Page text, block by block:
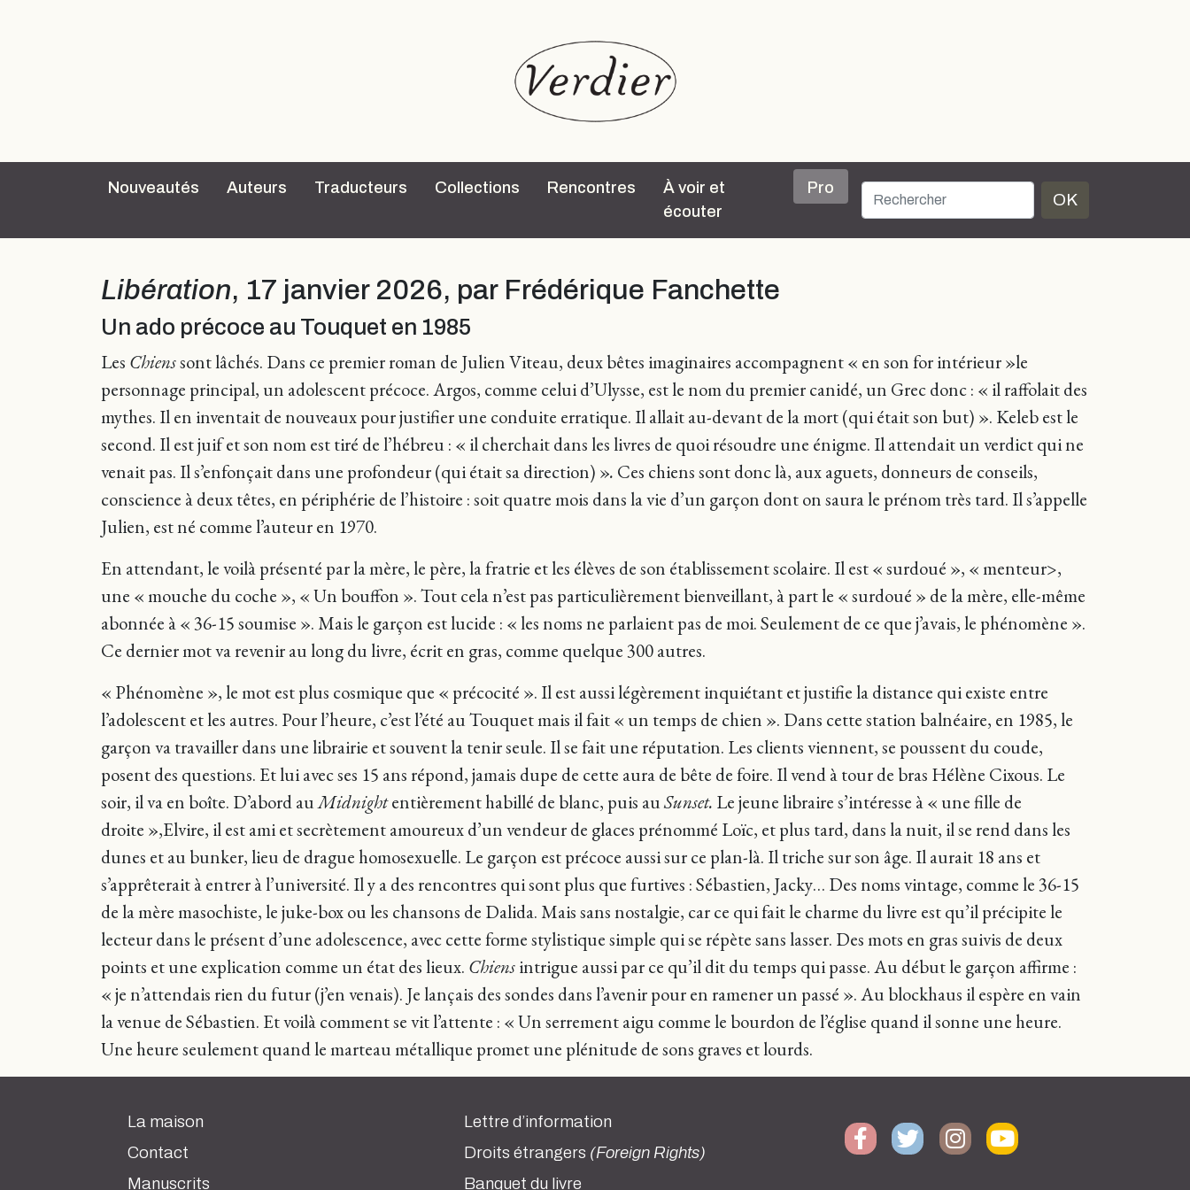
Nouveautés Auteurs Traducteurs Collections Rencontres
À voir et
écouter
Pro
OK
Libération, 17 janvier 2026, par Frédérique Fanchette
Un ado précoce au Touquet en 1985
Les Chienssont lâchés. Dans ce premier roman de Julien Viteau, deux bêtes imaginaires accompagnent « en son for intérieur »le
personnage principal, un adolescent précoce. Argos, comme celui d’Ulysse, est le nom du premier canidé, un Grec donc : « il raffolait des
mythes. Il en inventait de nouveaux pour justifier une conduite erratique. Il allait au-devant de la mort (qui était son but) ». Keleb est le
second. Il est juif et son nom est tiré de l’hébreu : « il cherchait dans les livres de quoi résoudre une énigme. Il attendait un verdict qui ne
venait pas. Il s’enfonçait dans une profondeur (qui était sa direction) ». Ces chiens sont donc là, aux aguets, donneurs de conseils,
conscience à deux têtes, en périphérie de l’histoire : soit quatre mois dans la vie d’un garçon dont on saura le prénom très tard. Il s’appelle
Julien, est né comme l’auteur en 1970.
En attendant, le voilà présenté par la mère, le père, la fratrie et les élèves de son établissement scolaire. Il est « surdoué », « menteur>,
une « mouche du coche », « Un bouffon ». Tout cela n’est pas particulièrement bienveillant, à part le « surdoué » de la mère, elle-même
abonnée à « 36-15 soumise ». Mais le garçon est lucide : « les noms ne parlaient pas de moi. Seulement de ce que j’avais, le phénomène ».
Ce dernier mot va revenir au long du livre, écrit en gras, comme quelque 300 autres.
« Phénomène », le mot est plus cosmique que « précocité ». Il est aussi légèrement inquiétant et justifie la distance qui existe entre
l’adolescent et les autres. Pour l’heure, c’est l’été au Touquet mais il fait « un temps de chien ». Dans cette station balnéaire, en 1985, le
garçon va travailler dans une librairie et souvent la tenir seule. Il se fait une réputation. Les clients viennent, se poussent du coude,
posent des questions. Et lui avec ses 15 ans répond, jamais dupe de cette aura de bête de foire. Il vend à tour de bras Hélène Cixous. Le
soir, il va en boîte. D’abord auMidnightentièrement habillé de blanc, puis auSunset. Le jeune libraire s’intéresse à « une fille de
droite »,Elvire, il est ami et secrètement amoureux d’un vendeur de glaces prénommé Loïc, et plus tard, dans la nuit, il se rend dans les
dunes et au bunker, lieu de drague homosexuelle. Le garçon est précoce aussi sur ce plan-là. Il triche sur son âge. Il aurait 18 ans et
s’apprêterait à entrer à l’université. Il y a des rencontres qui sont plus que furtives : Sébastien, Jacky… Des noms vintage, comme le 36-15
de la mère masochiste, le juke-box ou les chansons de Dalida. Mais sans nostalgie, car ce qui fait le charme du livre est qu’il précipite le
lecteur dans le présent d’une adolescence, avec cette forme stylistique simple qui se répète sans lasser. Des mots en gras suivis de deux
points et une explication comme un état des lieux. Chiensintrigue aussi par ce qu’il dit du temps qui passe. Au début le garçon affirme :
« je n’attendais rien du futur (j’en venais). Je lançais des sondes dans l’avenir pour en ramener un passé ». Au blockhaus il espère en vain
la venue de Sébastien. Et voilà comment se vit l’attente : « Un serrement aigu comme le bourdon de l’église quand il sonne une heure.
Une heure seulement quand le marteau métallique promet une plénitude de sons graves et lourds.
La maison
Contact
Manuscrits
Lettre d’information
Droits étrangers (Foreign Rights)
Banquet du livre